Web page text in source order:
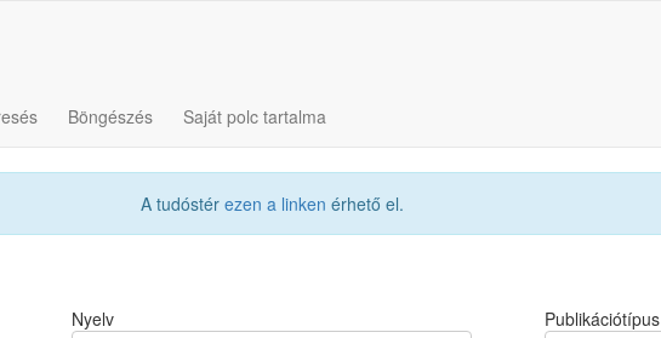
Böngészés Saját polc tartalma
A tudóstér ezen a linken érhető el.
Nyelv
Publikációtípus